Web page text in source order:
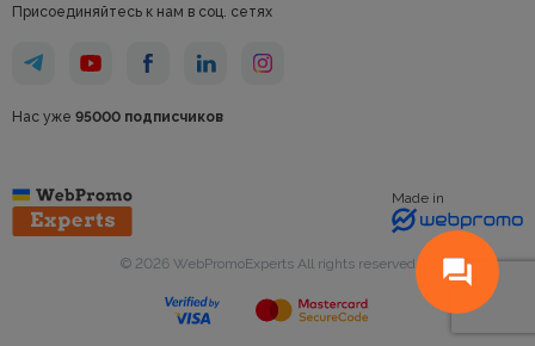
Присоединяйтесь к нам в соц. сетях
Нас уже 95000 подписчиков
Made in
© 2026 WebPromoExperts All rights reserved